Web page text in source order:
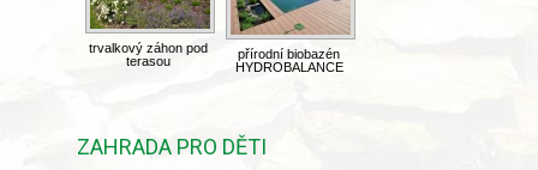
trvalkový záhon pod
terasou
přírodní biobazén
HYDROBALANCE
ZAHRADA PRO DĚTI